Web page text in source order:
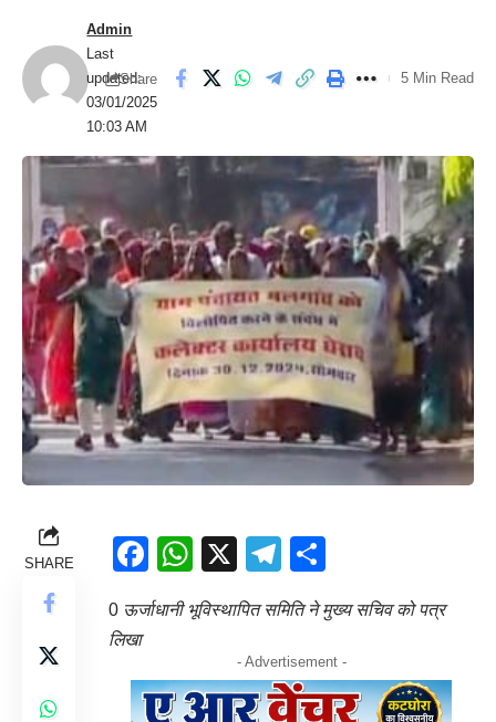
Last
updated:
03/01/2025
10:03 AM
Admin
Share 5 Min Read
SHARE Facebook
WhatsApp
X Telegram
0 ऊर्जाधानी भूविस्थापित समिति ने मुख्य सचिव को पत्र
लिखा
- Advertisement -